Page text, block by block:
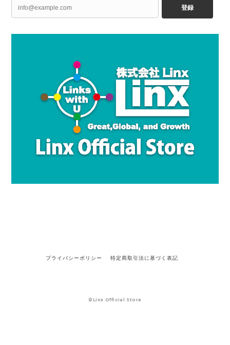
登録
プライバシーポリシー 特定商取引法に基づく表記
©Linx Official Store